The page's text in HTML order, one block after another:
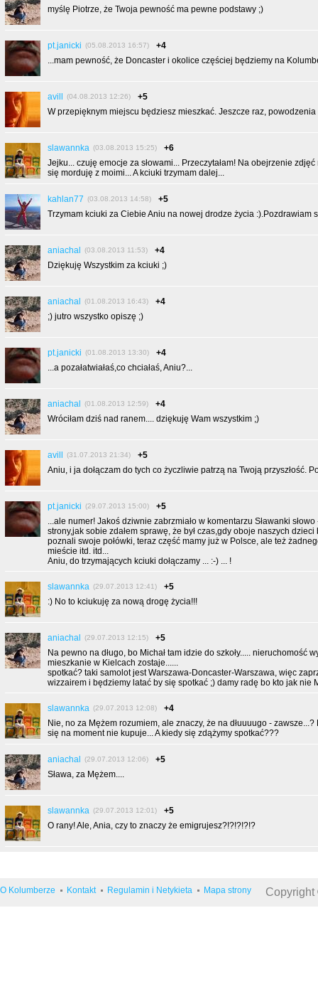
myślę Piotrze, że Twoja pewność ma pewne podstawy ;)
pt.janicki (05.08.2013 16:57)
+4
...mam pewność, że Doncaster i okolice częściej będziemy na
avill (04.08.2013 12:26)
+5
W przepięknym miejscu będziesz mieszkać. Jeszcze raz, powodzenia
slawannka (03.08.2013 15:25)
+6
Jejku... czuję emocje za słowami... Przeczytałam! Na obejrzenie
się morduję z moimi... A kciuki trzymam dalej...
kahlan77 (03.08.2013 14:58)
+5
Trzymam kciuki za Ciebie Aniu na nowej drodze życia :).Pozdrawiam
aniachal (03.08.2013 11:53)
+4
Dziękuję Wszystkim za kciuki ;)
aniachal (01.08.2013 16:43)
+4
;) jutro wszystko opiszę ;)
pt.janicki (01.08.2013 13:30)
+4
...a pozałatwiałaś,co chciałaś, Aniu?...
aniachal (01.08.2013 12:59)
+4
Wróciłam dziś nad ranem.... dziękuję Wam wszystkim ;)
avill (31.07.2013 21:34)
+5
Aniu, i ja dołączam do tych co życzliwie patrzą na Twoją przyszłość.
pt.janicki (29.07.2013 15:00)
+5
...ale numer! Jakoś dziwnie zabrzmiało w komentarzu Sławanki
strony,jak sobie zdałem sprawę, że był czas,gdy oboje naszych dzieci
poznali swoje połówki, teraz część mamy już w Polsce, ale też
mieście itd. itd...
Aniu, do trzymających kciuki dołączamy ... :-) ... !
slawannka (29.07.2013 12:41)
+5
:) No to kciukuję za nową drogę życia!!!
aniachal (29.07.2013 12:15)
+5
Na pewno na długo, bo Michał tam idzie do szkoły..... nieruchomość
mieszkanie w Kielcach zostaje......
spotkać? taki samolot jest Warszawa-Doncaster-Warszawa, więc
wizzairem i będziemy latać by się spotkać ;) damy radę bo kto jak nie
slawannka (29.07.2013 12:08)
+4
Nie, no za Mężem rozumiem, ale znaczy, że na dłuuuugo -
się na moment nie kupuje... A kiedy się zdążymy spotkać???
aniachal (29.07.2013 12:06)
+5
Sława, za Mężem....
slawannka (29.07.2013 12:01)
+5
O rany! Ale, Ania, czy to znaczy że emigrujesz?!?!?!?!?
O Kolumberze Kontakt Regulamin i Netykieta Mapa strony